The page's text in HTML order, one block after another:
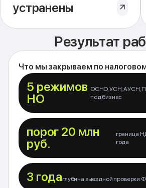
устранены
Результат
Что мы закрываем по
5 режимов
НО
ОСНО, УСН, АУСН,
под бизнес
порог 20 млн
руб.
граница
года
3 годаглубина выездной проверки